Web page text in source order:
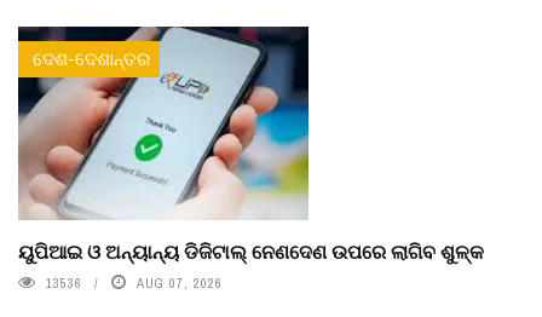
ଦେଶ-ଦେଶାନ୍ତର
ୟୁପିଆଇ ଓ ଅନ୍ୟାନ୍ୟ ଡିଜିଟାଲ୍ ନେଣଦେଣ ଉପରେ ଲାଗିବ ଶୁଳ୍କ
13536 AUG 07, 2026